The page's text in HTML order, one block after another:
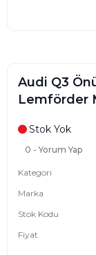
Audi Q3
Lemförder
Stok Yok
0 - Yorum Yap
Kategori
Marka
Stok Kodu
Fiyat